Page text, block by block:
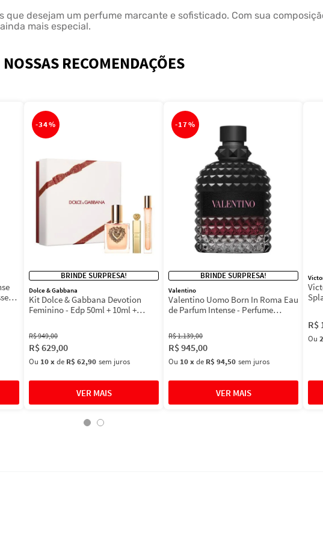
desejam um perfume marcante e sofisticado. Com sua
mais especial.
NOSSAS RECOMENDAÇÕES
-34%
BRINDE SURPRESA!
Dolce & Gabbana
Kit Dolce & Gabbana Devotion
Feminino - Edp 50ml + 10ml +
R$949,00
R$629,00
Ou 10xde R$ 62,90 sem juros
-17%
BRINDE SURPRESA!
Valentino
Valentino Uomo Born In Roma Eau
de Parfum Intense - Perfume
R$1.139,00
R$945,00
Ou 10xde R$ 94,50 sem juros
R$
Ou 2